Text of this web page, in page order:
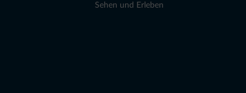
Sehen und Erleben